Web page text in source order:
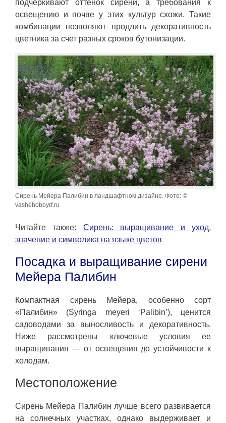
подчеркивают оттенок сирени, а требования к
освещению и почве у этих культур схожи. Такие
комбинации позволяют продлить декоративность
цветника за счет разных сроков бутонизации.
Сирень Мейера Палибин в ландшафтном дизайне. Фото: ©
vashehobbyrf.ru
Читайте также: Сирень: выращивание и уход,
значение и символика на языке цветов
Посадка и выращивание сирени
Мейера Палибин
Компактная сирень Мейера, особенно сорт
«Палибин» (Syringa meyeri ‘Palibin’), ценится
садоводами за выносливость и декоративность.
Ниже рассмотрены ключевые условия ее
выращивания — от освещения до устойчивости к
холодам.
Местоположение
Сирень Мейера Палибин лучше всего развивается
на солнечных участках, однако выдерживает и